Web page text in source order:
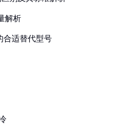
解析
合适替代型号